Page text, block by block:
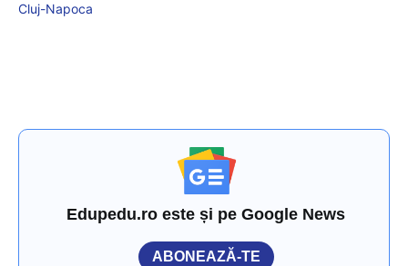
Cluj-Napoca
Edupedu.ro este și pe Google News
ABONEAZĂ-TE